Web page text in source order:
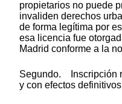
propietarios no puede
invaliden derechos
de forma legítima por
esa licencia fue
Madrid conforme a la
Segundo. Inscripción
y con efectos